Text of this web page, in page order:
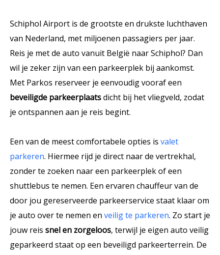
Schiphol Airport is de grootste en drukste luchthaven
van Nederland, met miljoenen passagiers per jaar.
Reis je met de auto vanuit België naar Schiphol? Dan
wil je zeker zijn van een parkeerplek bij aankomst.
Met Parkos reserveer je eenvoudig vooraf een
beveiligde parkeerplaatsdicht bij het vliegveld, zodat
je ontspannen aan je reis begint.
Een van de meest comfortabele opties is valet
parkeren. Hiermee rijd je direct naar de vertrekhal,
zonder te zoeken naar een parkeerplek of een
shuttlebus te nemen. Een ervaren chauffeur van de
door jou gereserveerde parkeerservice staat klaar om
je auto over te nemen en veilig te parkeren. Zo start je
jouw reis snel en zorgeloos, terwijl je eigen auto veilig
geparkeerd staat op een beveiligd parkeerterrein. De